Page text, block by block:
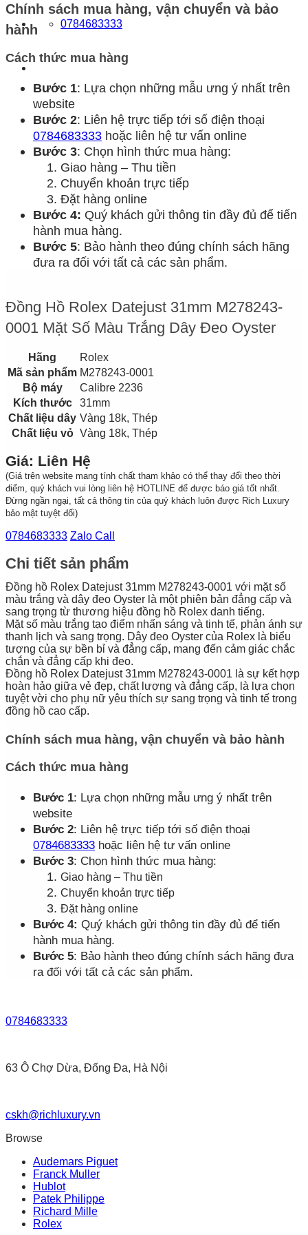
0784683333
Chính sách mua hàng, vận chuyển và bảo
hành
Cách thức mua hàng
Bước 1: Lựa chọn những mẫu ưng ý nhất trên
website
Bước 2: Liên hệ trực tiếp tới số điện thoại
0784683333 hoặc liên hệ tư vấn online
Bước 3: Chọn hình thức mua hàng:
Giao hàng – Thu tiền
Chuyển khoản trực tiếp
Đặt hàng online
Bước 4: Quý khách gửi thông tin đầy đủ để tiến
hành mua hàng.
Bước 5: Bảo hành theo đúng chính sách hãng
đưa ra đối với tất cả các sản phẩm.
Đồng Hồ Rolex Datejust 31mm M278243-
0001 Mặt Số Màu Trắng Dây Đeo Oyster
Hãng
Rolex
Mã sản phẩm M278243-0001
Bộ máy
Calibre 2236
Kích thước
31mm
Chất liệu dây Vàng 18k, Thép
Chất liệu vỏ Vàng 18k, Thép
Giá: Liên Hệ
(Giá trên website mang tính chất tham khảo có thể thay đổi theo thời
điểm, quý khách vui lòng liên hệ HOTLINE để được báo giá tốt nhất.
Đừng ngần ngại, tất cả thông tin của quý khách luôn được Rich Luxury
bảo mật tuyệt đối)
0784683333 Zalo Call
Chi tiết sản phẩm
Đồng hồ Rolex Datejust 31mm M278243-0001 với mặt số
màu trắng và dây đeo Oyster là một phiên bản đẳng cấp và
sang trọng từ thương hiệu đồng hồ Rolex danh tiếng.
Mặt số màu trắng tạo điểm nhấn sáng và tinh tế, phản ánh sự
thanh lịch và sang trọng. Dây đeo Oyster của Rolex là biểu
tượng của sự bền bỉ và đẳng cấp, mang đến cảm giác chắc
chắn và đẳng cấp khi đeo.
Đồng hồ Rolex Datejust 31mm M278243-0001 là sự kết hợp
hoàn hảo giữa vẻ đẹp, chất lượng và đẳng cấp, là lựa chọn
tuyệt vời cho phụ nữ yêu thích sự sang trọng và tinh tế trong
đồng hồ cao cấp.
Chính sách mua hàng, vận chuyển và bảo hành
Cách thức mua hàng
Bước 1: Lựa chọn những mẫu ưng ý nhất trên
website
Bước 2: Liên hệ trực tiếp tới số điện thoại
0784683333 hoặc liên hệ tư vấn online
Bước 3: Chọn hình thức mua hàng:
Giao hàng – Thu tiền
Chuyển khoản trực tiếp
Đặt hàng online
Bước 4: Quý khách gửi thông tin đầy đủ để tiến
hành mua hàng.
Bước 5: Bảo hành theo đúng chính sách hãng đưa
ra đối với tất cả các sản phẩm.
0784683333
63 Ô Chợ Dừa, Đống Đa, Hà Nội
cskh@richluxury.vn
Browse
Audemars Piguet
Franck Muller
Hublot
Patek Philippe
Richard Mille
Rolex